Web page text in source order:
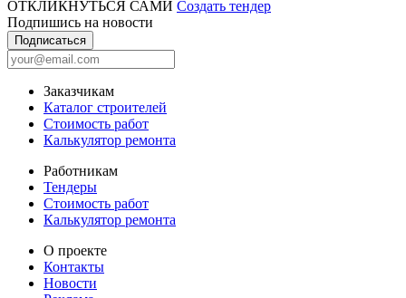
ОТКЛИКНУТЬСЯ САМИ Создать тендер
Подпишись на новости
Подписаться
Заказчикам
Каталог строителей
Стоимость работ
Калькулятор ремонта
Работникам
Тендеры
Стоимость работ
Калькулятор ремонта
О проекте
Контакты
Новости